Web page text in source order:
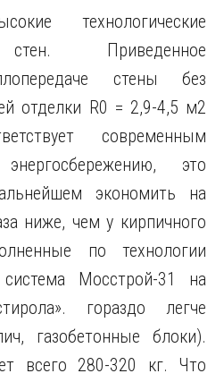
технологические
стен. Приведенное
стены без
отделки R0 = 2,9-4,5 м2
современным
это
экономить на
ниже, чем у кирпичного
по технологии
система Мосстрой-31 на
гораздо легче
газобетонные блоки).
всего 280-320 кг. Что